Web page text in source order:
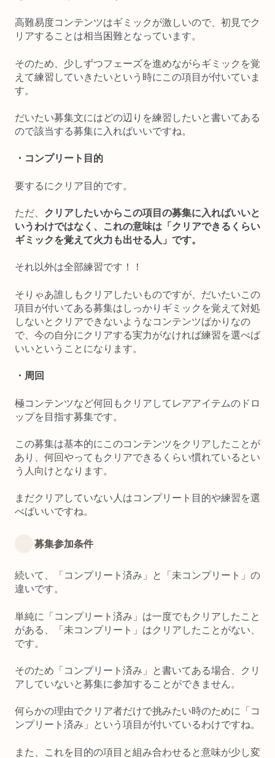
高難易度コンテンツはギミックが激しいので、初見でク
リアすることは相当困難となっています。
そのため、少しずつフェーズを進めながらギミックを覚
えて練習していきたいという時にこの項目が付いていま
す。
だいたい募集文にはどの辺りを練習したいと書いてある
ので該当する募集に入ればいいですね。
・コンプリート目的
要するにクリア目的です。
ただ、 クリアしたいからこの項目の募集に入ればいいと
いうわけではなく、これの意味は「クリアできるくらい
ギミックを覚えて火力も出せる人」です。
それ以外は全部練習です！！
そりゃあ誰しもクリアしたいものですが、だいたいこの
項目が付いてある募集はしっかりギミックを覚えて対処
しないとクリアできないようなコンテンツばかりなの
で、今の自分にクリアする実力がなければ練習を選べば
いいということになります。
・周回
極コンテンツなど何回もクリアしてレアアイテムのドロ
ップを目指す募集です。
この募集は基本的にこのコンテンツをクリアしたことが
あり、何回やってもクリアできるくらい慣れているとい
う人向けとなります。
まだクリアしていない人はコンプリート目的や練習を選
べばいいですね。
募集参加条件
続いて、「コンプリート済み」と「未コンプリート」の
違いです。
単純に「コンプリート済み」は一度でもクリアしたこと
がある、「未コンプリート」はクリアしたことがない、
です。
そのため「コンプリート済み」と書いてある場合、クリ
アしていないと募集に参加することができません。
何らかの理由でクリア者だけで挑みたい時のために「コ
ンプリート済み」という項目が付いているわけですね。
また、これを目的の項目と組み合わせると意味が少し変